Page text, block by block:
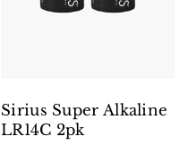
Sirius Super Alkaline
LR14C 2pk